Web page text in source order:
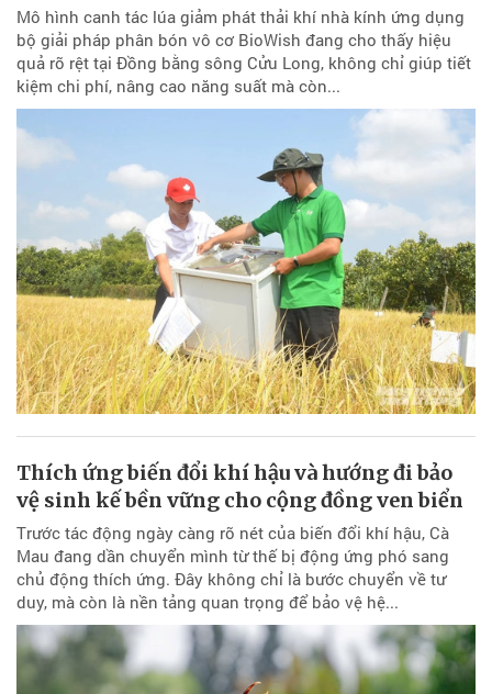
Mô hình canh tác lúa giảm phát thải khí nhà kính ứng dụng
bộ giải pháp phân bón vô cơ BioWish đang cho thấy hiệu
quả rõ rệt tại Đồng bằng sông Cửu Long, không chỉ giúp tiết
kiệm chi phí, nâng cao năng suất mà còn...
Thích ứng biến đổi khí hậu và hướng đi bảo
vệ sinh kế bền vững cho cộng đồng ven biển
Trước tác động ngày càng rõ nét của biến đổi khí hậu, Cà
Mau đang dần chuyển mình từ thế bị động ứng phó sang
chủ động thích ứng. Đây không chỉ là bước chuyển về tư
duy, mà còn là nền tảng quan trọng để bảo vệ hệ...